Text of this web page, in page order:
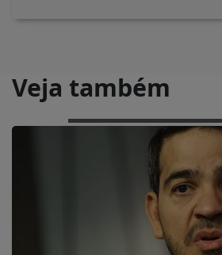
Veja também